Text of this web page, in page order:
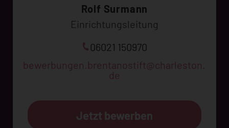
Rolf Surmann
Einrichtungsleitung
06021 150970
bewerbungen.brentanostift@charleston.
de
Jetzt bewerben